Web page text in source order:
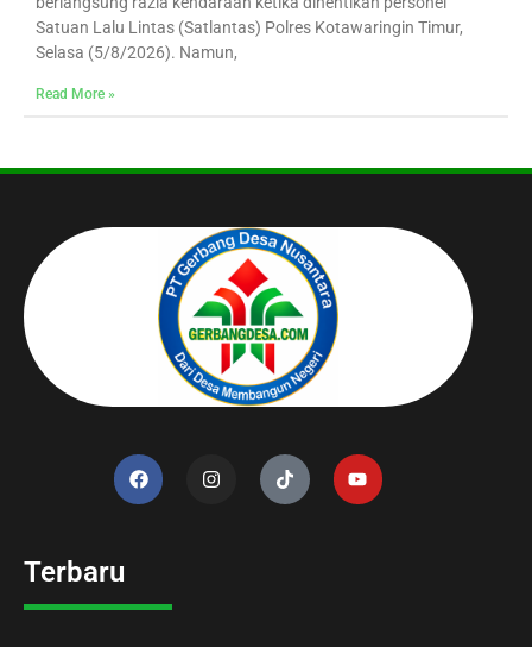
Satuan Lalu Lintas (Satlantas) Polres Kotawaringin Timur,
Selasa (5/8/2026). Namun,
Read More »
Terbaru